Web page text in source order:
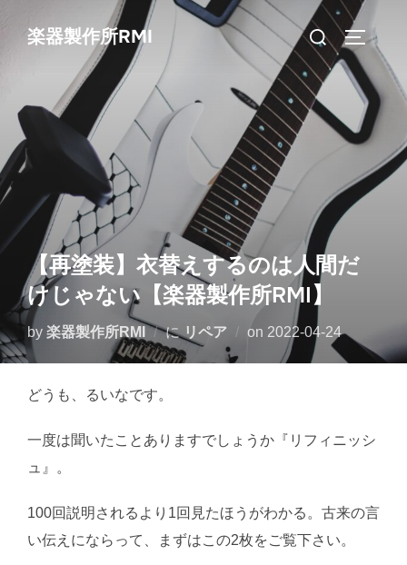
ス
キ
プ
楽器製作所RMI
検
索
対
象:
サイド
【再塗装】衣替えするのは人間だ
けじゃない【楽器製作所RMI】
by 楽器製作所RMI に リペア on 投
2022-04-24
どうも、るいなです。
一度は聞いたことありますでしょうか『リフィニッシ
ュ』。
100回説明されるより1回見たほうがわかる。古来の言
い伝えにならって、まずはこの2枚をご覧下さい。